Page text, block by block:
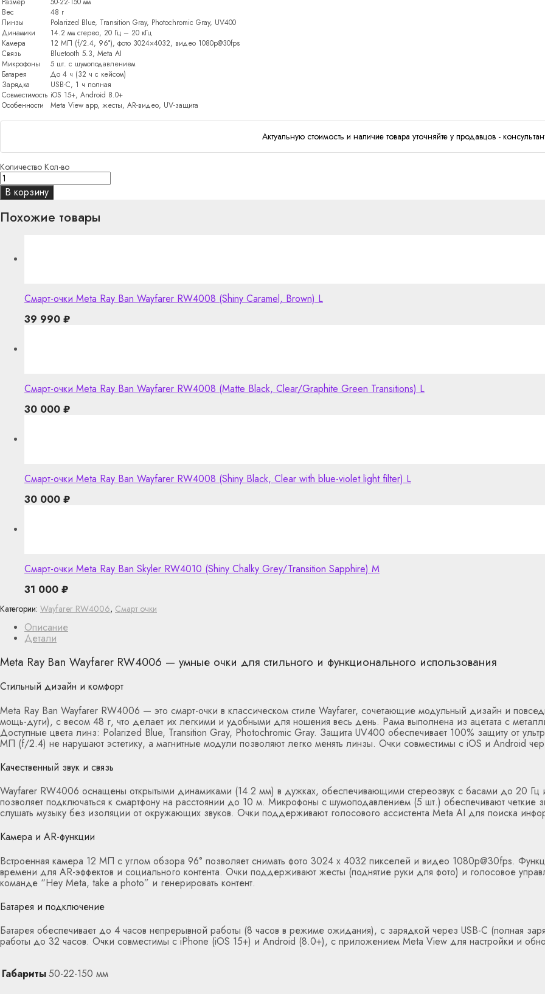
Вес
48 г
Линзы
Polarized Blue, Transition Gray, Photochromic Gray, UV400
Динамики
14.2 мм стерео, 20 Гц – 20 кГц
Камера
12 МП (f/2.4, 96°), фото 3024×4032, видео 1080p@30fps
Связь
Bluetooth 5.3, Meta AI
Микрофоны
5 шт. с шумоподавлением
Батарея
До 4 ч (32 ч с кейсом)
Зарядка
USB-C, 1 ч полная
Совместимость iOS 15+, Android 8.0+
Особенности
Meta View app, жесты, AR-видео, UV-защита
Актуальную стоимость и наличие товара уточняйте у продавцов -
Количество Кол-во
В корзину
Описание
Детали
Meta Ray Ban Wayfarer RW4006 — умные очки для стильного и функционального использования
Стильный дизайн и комфорт
Meta Ray Ban Wayfarer RW4006 — это смарт-очки в классическом стиле Wayfarer, сочетающие модульный дизайн и
мощь-дуги), с весом 48 г, что делает их легкими и удобными для ношения весь день. Рама выполнена из ацетата с
Доступные цвета линз: Polarized Blue, Transition Gray, Photochromic Gray. Защита UV400 обеспечивает 100% защиту от
МП (f/2.4) не нарушают эстетику, а магнитные модули позволяют легко менять линзы. Очки совместимы с iOS и Android
Качественный звук и связь
Wayfarer RW4006 оснащены открытыми динамиками (14.2 мм) в дужках, обеспечивающими стереозвук с басами до 20
позволяет подключаться к смартфону на расстоянии до 10 м. Микрофоны с шумоподавлением (5 шт.) обеспечивают
слушать музыку без изоляции от окружающих звуков. Очки поддерживают голосового ассистента Meta AI для поиска
Камера и AR-функции
Встроенная камера 12 МП с углом обзора 96° позволяет снимать фото 3024 x 4032 пикселей и видео 1080p@30fps.
времени для AR-эффектов и социального контента. Очки поддерживают жесты (поднятие руки для фото) и голосовое
команде “Hey Meta, take a photo” и генерировать контент.
Батарея и подключение
Батарея обеспечивает до 4 часов непрерывной работы (8 часов в режиме ожидания), с зарядкой через USB-C (полная
работы до 32 часов. Очки совместимы с iPhone (iOS 15+) и Android (8.0+), с приложением Meta View для настройки и
Габариты50-22-150 мм
Категории: Wayfarer RW4006, Смарт очки
Похожие товары
Смарт-очки Meta Ray Ban Wayfarer RW4008 (Shiny Caramel, Brown) L
39 990 ₽
Смарт-очки Meta Ray Ban Wayfarer RW4008 (Matte Black, Clear/Graphite Green Transitions) L
30 000 ₽
Смарт-очки Meta Ray Ban Wayfarer RW4008 (Shiny Black, Clear with blue-violet light filter) L
30 000 ₽
Смарт-очки Meta Ray Ban Skyler RW4010 (Shiny Chalky Grey/Transition Sapphire) M
31 000 ₽